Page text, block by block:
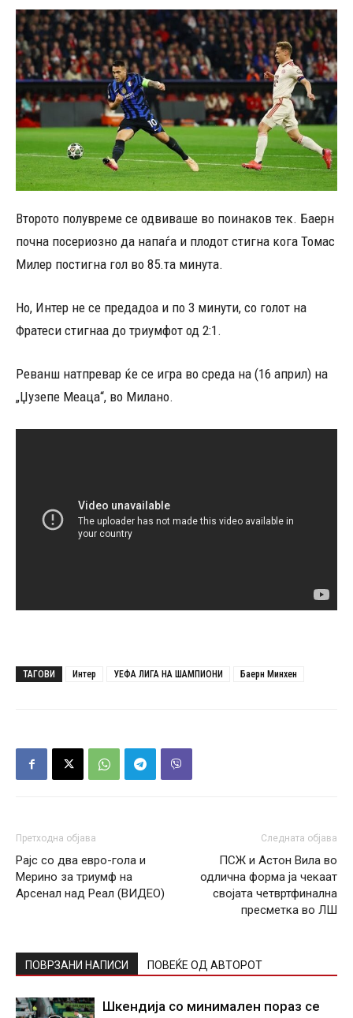
Второто полувреме се одвиваше во поинаков тек. Баерн
почна посериозно да напаѓа и плодот стигна кога Томас
Милер постигна гол во 85.та минута.
Но, Интер не се предадоа и по 3 минути, со голот на
Фратеси стигнаа до триумфот од 2:1.
Реванш натпревар ќе се игра во среда на (16 април) на
„Џузепе Меаца“, во Милано.
ТАГОВИ Интер УЕФА ЛИГА НА ШАМПИОНИ Баерн Минхен
Претходна објава
Рајс со два евро-гола и
Мерино за триумф на
Арсенал над Реал (ВИДЕО)
Следната објава
ПСЖ и Астон Вила во
одлична форма ја чекаат
својата четвртфинална
пресметка во ЛШ
ПОВРЗАНИ НАПИСИ ПОВЕЌЕ ОД АВТОРОТ
Шкендија со минимален пораз се